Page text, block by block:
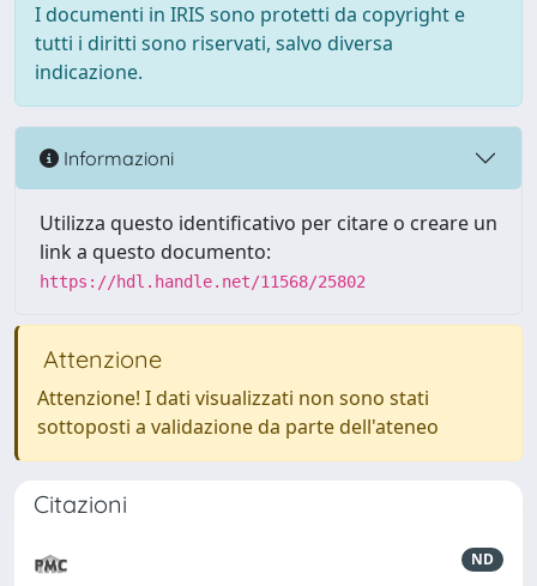
I documenti in IRIS sono protetti da copyright e
tutti i diritti sono riservati, salvo diversa
indicazione.
Informazioni
Utilizza questo identificativo per citare o creare un
link a questo documento:
https://hdl.handle.net/11568/25802
Attenzione
Attenzione! I dati visualizzati non sono stati
sottoposti a validazione da parte dell'ateneo
Citazioni
ND